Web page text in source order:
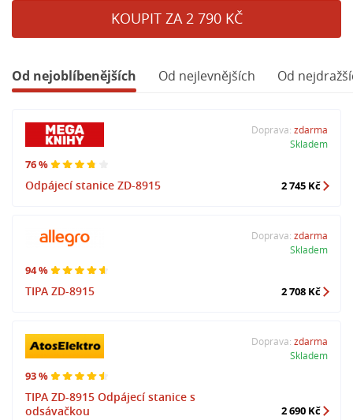
KOUPIT ZA 2 790 KČ
Od nejoblíbenějších Od nejlevnějších Od
76 %
Odpájecí stanice ZD-8915
Doprava: zdarma
Skladem
2 745 Kč
94 %
TIPA ZD-8915
Doprava: zdarma
Skladem
2 708 Kč
93 %
TIPA ZD-8915 Odpájecí stanice s
odsávačkou
Doprava: zdarma
Skladem
2 690 Kč